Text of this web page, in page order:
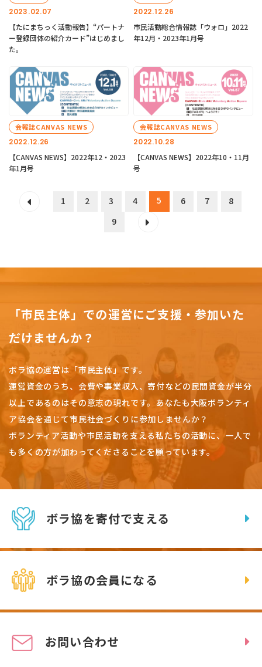
2023.02.07
【たにまちっく活動報告】“パートナ
ー登録団体の紹介カード”はじめまし
た。
2022.12.26
市民活動総合情報誌「ウォロ」2022
年12月・2023年1月号
2022.12.26
会報誌CANVAS NEWS
【CANVAS NEWS】2022年12・2023
年1月号
2022.10.28
会報誌CANVAS NEWS
【CANVAS NEWS】2022年10・11月
号
1 2 3 4 5 6 7
8
9
「市民主体」での運営にご支援・参加いた
だけませんか？
ボラ協の運営は「市民主体」です。
運営資金のうち、会費や事業収入、寄付などの民間資金が半分
以上であるのはその意志の現れです。 あなたも大阪ボランティ
ア協会を通じて市民社会づくりに参加しませんか？
ボランティア活動や市民活動を支える私たちの活動に、一人で
も多くの方が加わってくださることを願っています。
ボラ協を寄付で支える
ボラ協の会員になる
お問い合わせ